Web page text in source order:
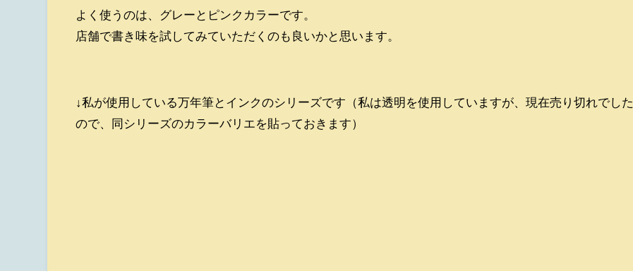
よく使うのは、グレーとピンクカラーです。
店舗で書き味を試してみていただくのも良いかと思います。
↓私が使用している万年筆とインクのシリーズです（私は透明を使用していますが、現在売り切れでした
ので、同シリーズのカラーバリエを貼っておきます）